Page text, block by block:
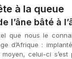
à la queue
l’âne bâté à
que nous le
d’Afrique :
moyen, celui-ci